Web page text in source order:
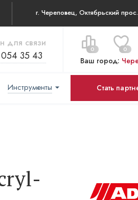
г.
для связи
35 43
0 0
Цена за все:
Перейти в
Ваш город:
Инструменты Стать